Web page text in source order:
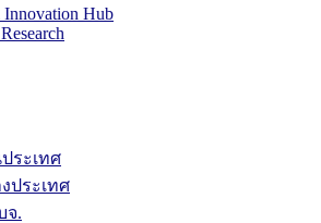
Hub
ระเทศ
ประเทศ
จ.